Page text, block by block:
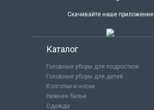
Скачивайте наше приложение
Каталог
Головные уборы для подростков
Головные уборы для детей
Колготки и носки
Нижнее бельё
Одежда